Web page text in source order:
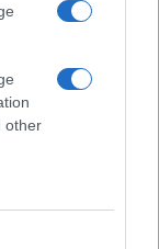
other
esibizioni
e caldo